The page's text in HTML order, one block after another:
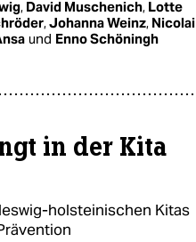
, David Muschenich, Lotte
,Johanna Weinz, Nicolai
und Enno Schöningh
in der Kita
holsteinischen Kitas